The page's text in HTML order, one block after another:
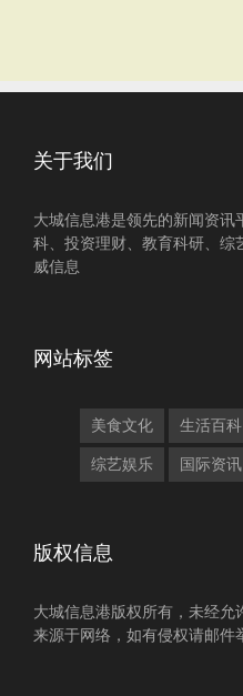
关于我们
大城信息港是领先的新闻资
科、投资理财、教育科研、综
威信息
网站标签
美食文化 生活百科
综艺娱乐 国际资讯
版权信息
大城信息港版权所有，未经
来源于网络，如有侵权请邮件